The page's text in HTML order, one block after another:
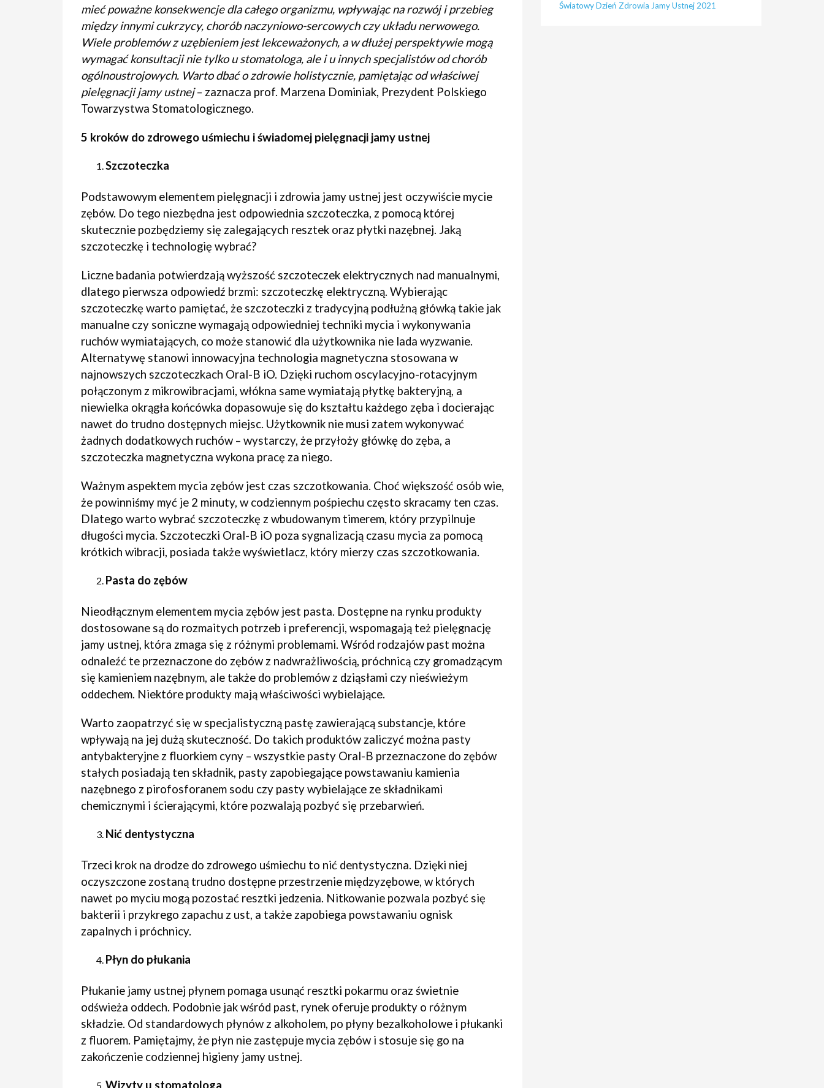
mieć poważne konsekwencje dla całego organizmu, wpływając na rozwój i przebieg
między innymi cukrzycy, chorób naczyniowo-sercowych czy układu nerwowego.
Wiele problemów z uzębieniem jest lekceważonych, a w dłużej perspektywie mogą
wymagać konsultacji nie tylko u stomatologa, ale i u innych specjalistów od chorób
ogólnoustrojowych. Warto dbać o zdrowie holistycznie, pamiętając od właściwej
pielęgnacji jamy ustnej– zaznacza prof. Marzena Dominiak, Prezydent Polskiego
Towarzystwa Stomatologicznego.
5 kroków do zdrowego uśmiechu i świadomej pielęgnacji jamy ustnej
Szczoteczka
Podstawowym elementem pielęgnacji i zdrowia jamy ustnej jest oczywiście mycie
zębów. Do tego niezbędna jest odpowiednia szczoteczka, z pomocą której
skutecznie pozbędziemy się zalegających resztek oraz płytki nazębnej. Jaką
szczoteczkę i technologię wybrać?
Liczne badania potwierdzają wyższość szczoteczek elektrycznych nad manualnymi,
dlatego pierwsza odpowiedź brzmi: szczoteczkę elektryczną. Wybierając
szczoteczkę warto pamiętać, że szczoteczki z tradycyjną podłużną główką takie jak
manualne czy soniczne wymagają odpowiedniej techniki mycia i wykonywania
ruchów wymiatających, co może stanowić dla użytkownika nie lada wyzwanie.
Alternatywę stanowi innowacyjna technologia magnetyczna stosowana w
najnowszych szczoteczkach Oral-B iO. Dzięki ruchom oscylacyjno-rotacyjnym
połączonym z mikrowibracjami, włókna same wymiatają płytkę bakteryjną, a
niewielka okrągła końcówka dopasowuje się do kształtu każdego zęba i docierając
nawet do trudno dostępnych miejsc. Użytkownik nie musi zatem wykonywać
żadnych dodatkowych ruchów – wystarczy, że przyłoży główkę do zęba, a
szczoteczka magnetyczna wykona pracę za niego.
Ważnym aspektem mycia zębów jest czas szczotkowania. Choć większość osób wie,
że powinniśmy myć je 2 minuty, w codziennym pośpiechu często skracamy ten czas.
Dlatego warto wybrać szczoteczkę z wbudowanym timerem, który przypilnuje
długości mycia. Szczoteczki Oral-B iO poza sygnalizacją czasu mycia za pomocą
krótkich wibracji, posiada także wyświetlacz, który mierzy czas szczotkowania.
Pasta do zębów
Nieodłącznym elementem mycia zębów jest pasta. Dostępne na rynku produkty
dostosowane są do rozmaitych potrzeb i preferencji, wspomagają też pielęgnację
jamy ustnej, która zmaga się z różnymi problemami. Wśród rodzajów past można
odnaleźć te przeznaczone do zębów z nadwrażliwością, próchnicą czy gromadzącym
się kamieniem nazębnym, ale także do problemów z dziąsłami czy nieświeżym
oddechem. Niektóre produkty mają właściwości wybielające.
Warto zaopatrzyć się w specjalistyczną pastę zawierającą substancje, które
wpływają na jej dużą skuteczność. Do takich produktów zaliczyć można pasty
antybakteryjne z fluorkiem cyny – wszystkie pasty Oral-B przeznaczone do zębów
stałych posiadają ten składnik, pasty zapobiegające powstawaniu kamienia
nazębnego z pirofosforanem sodu czy pasty wybielające ze składnikami
chemicznymi i ścierającymi, które pozwalają pozbyć się przebarwień.
Nić dentystyczna
Trzeci krok na drodze do zdrowego uśmiechu to nić dentystyczna. Dzięki niej
oczyszczone zostaną trudno dostępne przestrzenie międzyzębowe, w których
nawet po myciu mogą pozostać resztki jedzenia. Nitkowanie pozwala pozbyć się
bakterii i przykrego zapachu z ust, a także zapobiega powstawaniu ognisk
zapalnych i próchnicy.
Płyn do płukania
Płukanie jamy ustnej płynem pomaga usunąć resztki pokarmu oraz świetnie
odświeża oddech. Podobnie jak wśród past, rynek oferuje produkty o różnym
składzie. Od standardowych płynów z alkoholem, po płyny bezalkoholowe i płukanki
z fluorem. Pamiętajmy, że płyn nie zastępuje mycia zębów i stosuje się go na
zakończenie codziennej higieny jamy ustnej.
Wizyty u stomatologa
Światowy Dzień Zdrowia Jamy Ustnej 2021